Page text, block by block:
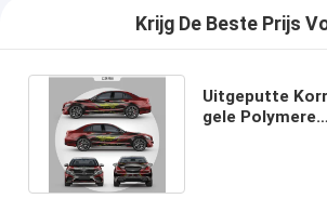
Krijg De Beste Prijs
Uitgeputte
gele Polymere